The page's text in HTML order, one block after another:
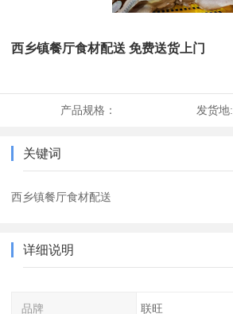
西乡镇餐厅食材配送 免费送货上门
产品规格： 发货地:
关键词
西乡镇餐厅食材配送
详细说明
品牌 联旺